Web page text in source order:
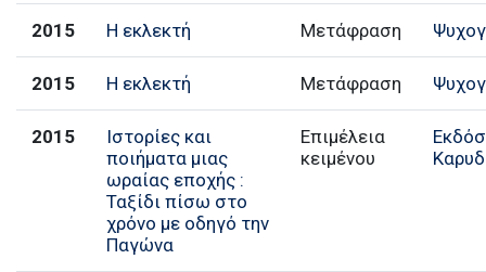
2015 Η εκλεκτή Μετάφραση
2015 Η εκλεκτή Μετάφραση
2015
Ιστορίες και
ποιήματα μιας
ωραίας εποχής :
Ταξίδι πίσω στο
χρόνο με οδηγό την
Παγώνα
Επιμέλεια
κειμένου